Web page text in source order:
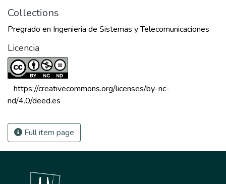
Collections
Pregrado en Ingenieria de Sistemas y Telecomunicaciones
Licencia
https://creativecommons.org/licenses/by-nc-
nd/4.0/deed.es
Full item page